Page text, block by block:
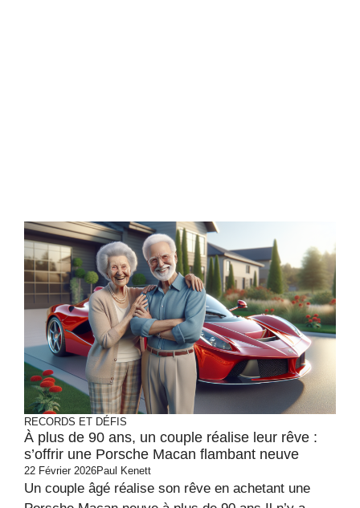
RECORDS ET DÉFIS
À plus de 90 ans, un couple réalise leur rêve :
s’offrir une Porsche Macan flambant neuve
22 Février 2026Paul Kenett
Un couple âgé réalise son rêve en achetant une